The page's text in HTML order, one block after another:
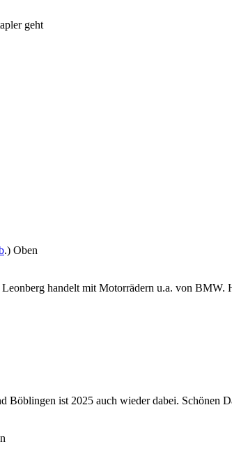
geht
.) Oben
handelt mit Motorrädern u.a. von BMW.
Böblingen ist 2025 auch wieder dabei. Schönen